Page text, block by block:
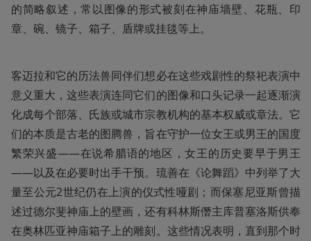
的简略叙述，常以图像的形式被刻在神庙墙壁、花瓶、印
章、碗、镜子、箱子、盾牌或挂毯等上。
客迈拉和它的历法兽同伴们想必在这些戏剧性的祭祀表演中
意义重大，这些表演连同它们的图像和口头记录一起逐渐演
化成每个部落、氏族或城市宗教机构的基本权威或章法。它
们的本质是古老的图腾兽，旨在守护一位女王或男王的国度
繁荣兴盛——在说希腊语的地区，女王的历史要早于男王
——以及在必要时出手干预。琉善在《论舞蹈》中列举了大
量至公元2世纪仍在上演的仪式性哑剧；而保塞尼亚斯曾描
述过德尔斐神庙上的壁画，还有科林斯僭主库普塞洛斯供奉
在奥林匹亚神庙箱子上的雕刻。这些情况表明，直到那个时